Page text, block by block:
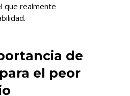
que realmente
de
el peor